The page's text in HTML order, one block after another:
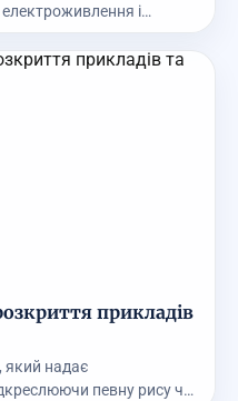
і
прикладів
який надає
певну рису чи